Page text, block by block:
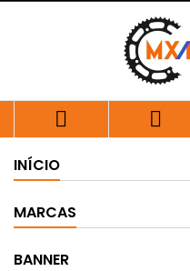
 
INÍCIO
MARCAS
BANNER